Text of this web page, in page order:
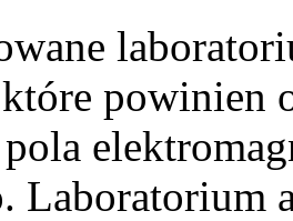
powinien
Laboratorium